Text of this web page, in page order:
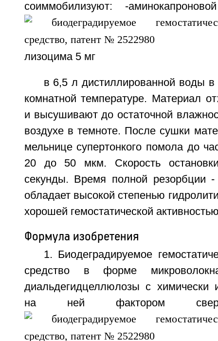
соиммобилизуют: -
лизоцима 5 мг
в 6,5 л дистиллированной воды в
комнатной температуре. Материал
и высушивают до остаточной
воздухе в темноте. После сушки
мельнице супертонкого помола до
20 до 50 мкм. Скорость
секунды. Время полной резорбции
обладает высокой степенью
хорошей гемостатической
Формула изобретения
1. Биодеградируемое
средство в форме
диальдегидцеллюлозы с химически
на ней фактором